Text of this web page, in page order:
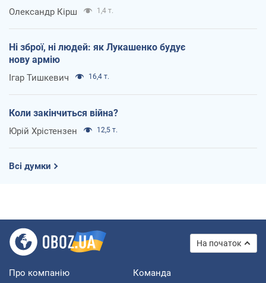
Олександр Кірш 1,4 т.
Ні зброї, ні людей: як Лукашенко будує
нову армію
Ігар Тишкевич 16,4 т.
Коли закінчиться війна?
Юрій Хрістензен 12,5 т.
Всі думки
На початок
Про компанію Команда